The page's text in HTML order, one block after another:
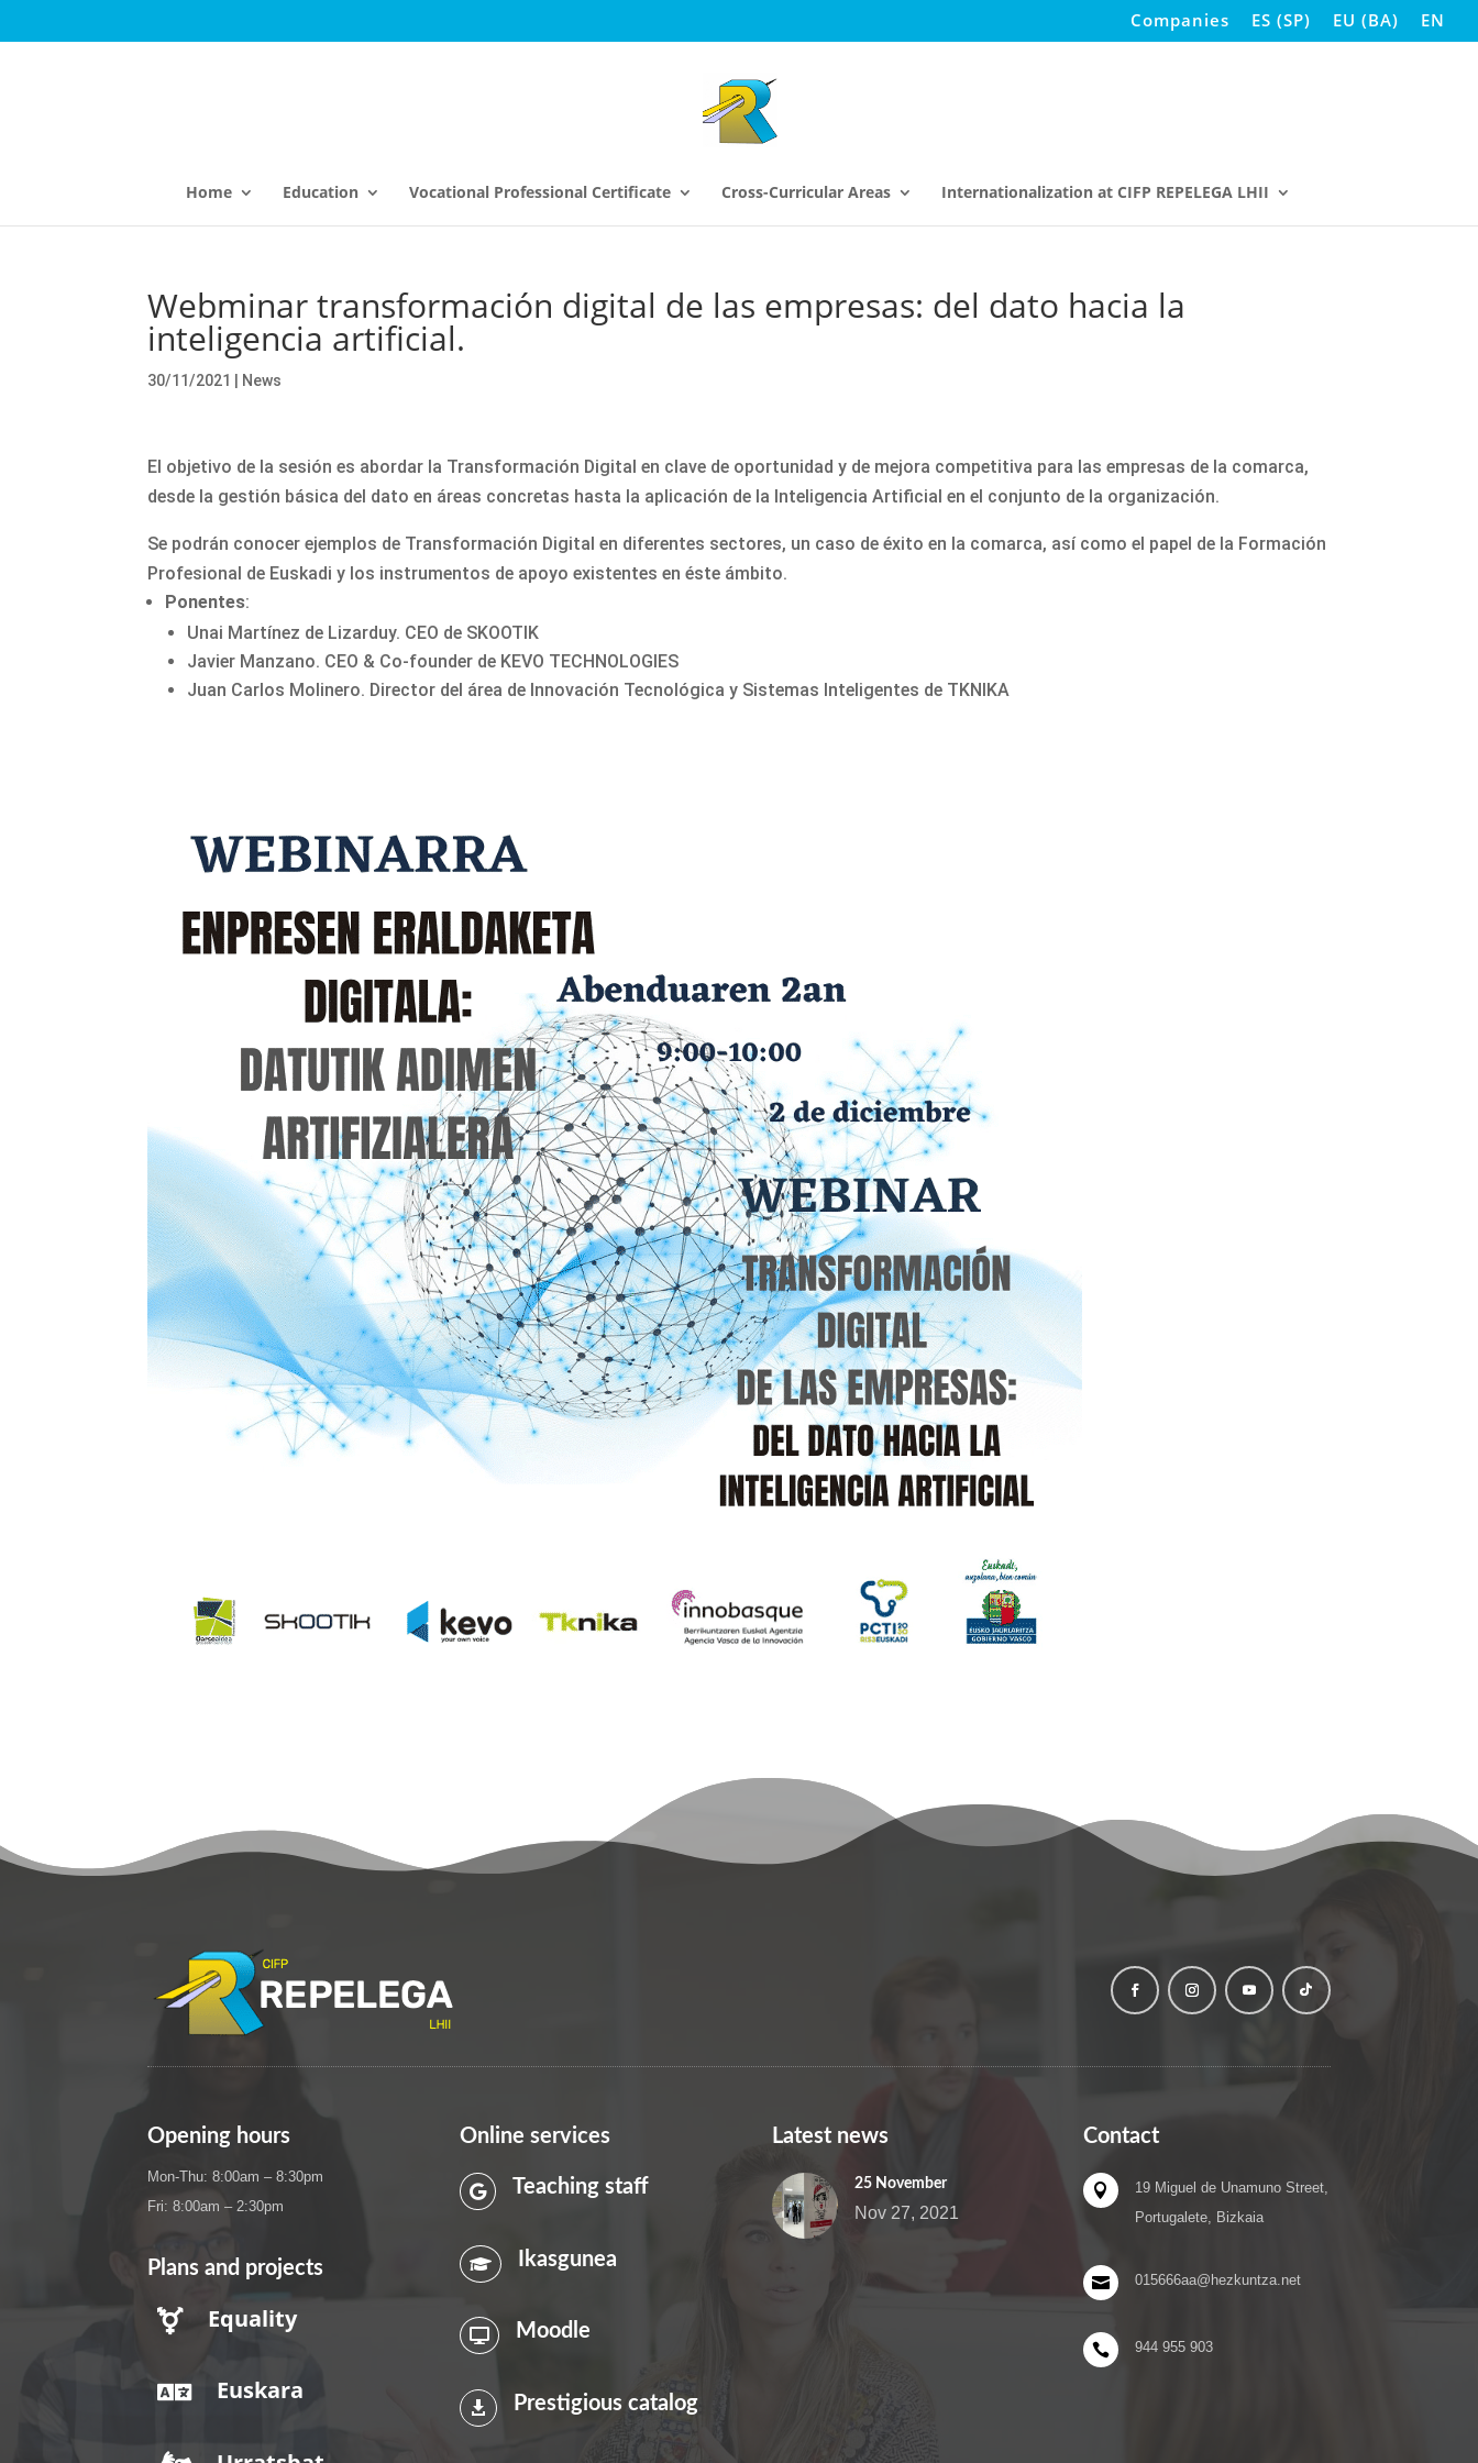
Companies ES (SP) EU (BA) EN
Home Education Vocational Professional Certificate Cross-Curricular Areas Internationalization at CIFP REPELEGA LHII
Webminar transformación digital de las empresas: del dato hacia la
inteligencia artificial.
30/11/2021 | News
El objetivo de la sesión es abordar la Transformación Digital en clave de oportunidad y de mejora competitiva para las empresas de la comarca,
desde la gestión básica del dato en áreas concretas hasta la aplicación de la Inteligencia Artificial en el conjunto de la organización.
Se podrán conocer ejemplos de Transformación Digital en diferentes sectores, un caso de éxito en la comarca, así como el papel de la Formación
Profesional de Euskadi y los instrumentos de apoyo existentes en éste ámbito.
Ponentes:
Unai Martínez de Lizarduy. CEO de SKOOTIK
Javier Manzano. CEO & Co-founder de KEVO TECHNOLOGIES
Juan Carlos Molinero. Director del área de Innovación Tecnológica y Sistemas Inteligentes de TKNIKA
Opening hours
Mon-Thu: 8:00am – 8:30pm
Fri: 8:00am – 2:30pm
Plans and projects
 Equality
 Euskara
Online services
 Teaching staff
 Ikasgunea
 Moodle
 Prestigious catalog
Latest news
25 November
Nov 27, 2021
Contact

19 Miguel de Unamuno Street,
Portugalete, Bizkaia
 015666aa@hezkuntza.net
 944 955 903